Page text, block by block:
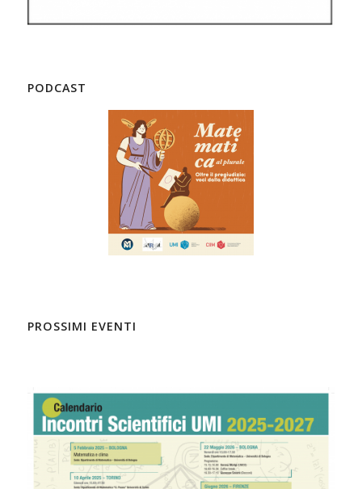
PODCAST
PROSSIMI EVENTI